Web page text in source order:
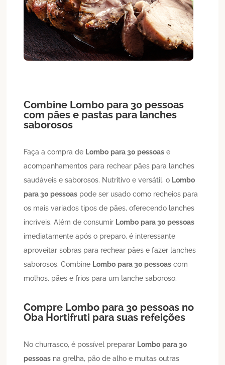
Combine Lombo para 30 pessoas
com pães e pastas para lanches
saborosos
Faça a compra de Lombo para 30 pessoas e
acompanhamentos para rechear pães para lanches
saudáveis e saborosos. Nutritivo e versátil, o Lombo
para 30 pessoas pode ser usado como recheios para
os mais variados tipos de pães, oferecendo lanches
incríveis. Além de consumir Lombo para 30 pessoas
imediatamente após o preparo, é interessante
aproveitar sobras para rechear pães e fazer lanches
saborosos. Combine Lombo para 30 pessoas com
molhos, pães e frios para um lanche saboroso.
Compre Lombo para 30 pessoas no
Oba Hortifruti para suas refeições
No churrasco, é possível preparar Lombo para 30
pessoas na grelha, pão de alho e muitas outras